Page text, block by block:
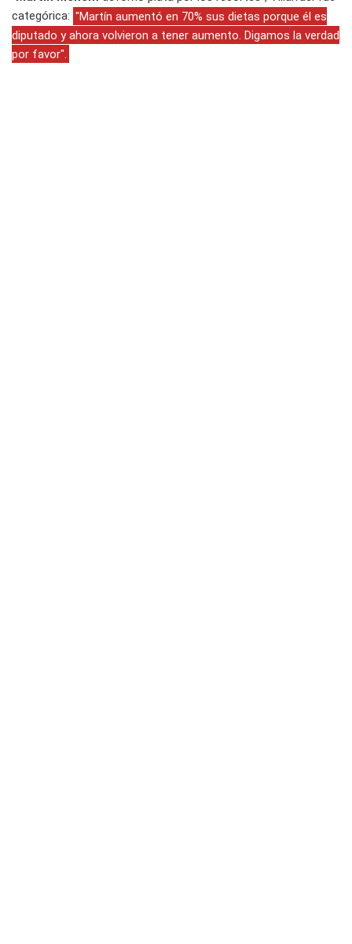
categórica: "Martín aumentó en 70% sus dietas porque él es
diputado y ahora volvieron a tener aumento. Digamos la verdad
por favor".